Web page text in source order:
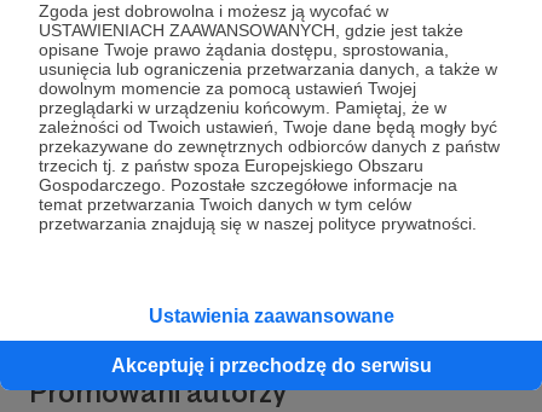
Zgoda jest dobrowolna i możesz ją wycofać w
USTAWIENIACH ZAAWANSOWANYCH, gdzie jest także
opisane Twoje prawo żądania dostępu, sprostowania,
usunięcia lub ograniczenia przetwarzania danych, a także w
dowolnym momencie za pomocą ustawień Twojej
przeglądarki w urządzeniu końcowym. Pamiętaj, że w
zależności od Twoich ustawień, Twoje dane będą mogły być
przekazywane do zewnętrznych odbiorców danych z państw
trzecich tj. z państw spoza Europejskiego Obszaru
Gospodarczego. Pozostałe szczegółowe informacje na
temat przetwarzania Twoich danych w tym celów
przetwarzania znajdują się w naszej polityce prywatności.
Ustawienia zaawansowane
Akceptuję i przechodzę do serwisu
Dołącz do grona Patronów!
Wesprzyj działalność AutoraCyberBiblejuż teraz!
Promowani autorzy